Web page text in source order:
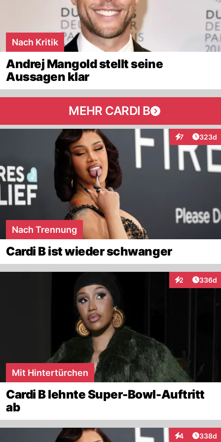
Nach Kritik
Andrej Mangold stellt seine
Aussagen klar
MEHR CARDI B
7
Interaktionen
323d
Nach Trennung
Cardi B ist wieder schwanger
2
Interaktionen
336d
Mit Hintertürchen
Cardi B lehnte Super-Bowl-Auftritt
ab
4
Interaktionen
338d